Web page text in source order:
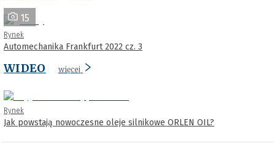
15
Rynek
Automechanika Frankfurt 2022 cz. 3
WIDEO więcej
Rynek
Jak powstają nowoczesne oleje silnikowe ORLEN OIL?